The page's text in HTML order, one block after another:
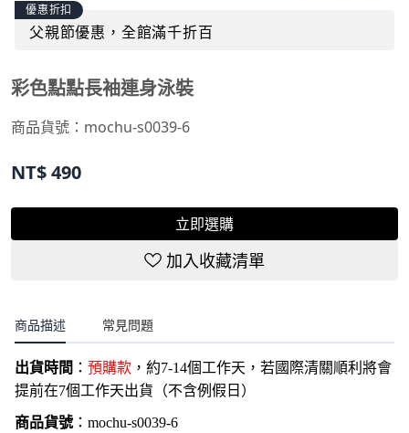
優惠折扣
父親節優惠，全館滿千折百
彩色點點長袖連身泳裝
商品貨號： mochu-s0039-6
NT$490
立即選購
加入收藏清單
商品描述 常見問題
出貨時間 ： 預購款 ，約7-14個工作天，若國際清關順利將會
提前在7個工作天出貨（不含例假日）
商品貨號： mochu-s0039-6